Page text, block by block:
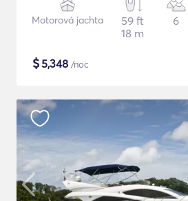
Motorová jachta
59 ft
18 m
6
$5,348 /noc